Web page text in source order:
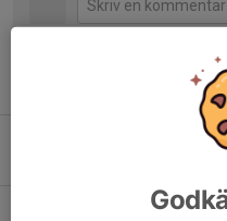
Stockkumal LH
LH